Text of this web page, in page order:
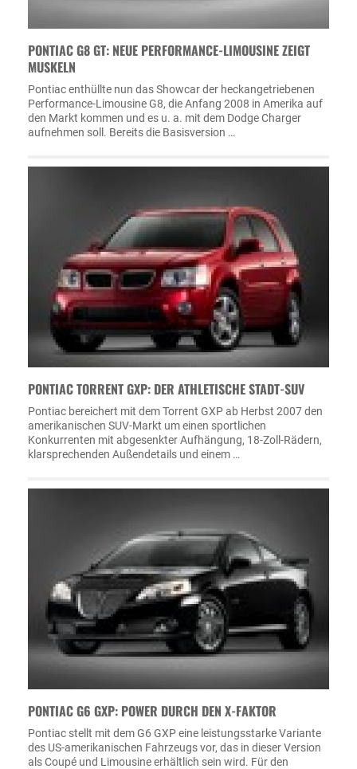
PONTIAC G8 GT: NEUE PERFORMANCE-LIMOUSINE ZEIGT
MUSKELN
Pontiac enthüllte nun das Showcar der heckangetriebenen
Performance-Limousine G8, die Anfang 2008 in Amerika auf
den Markt kommen und es u. a. mit dem Dodge Charger
aufnehmen soll. Bereits die Basisversion …
PONTIAC TORRENT GXP: DER ATHLETISCHE STADT-SUV
Pontiac bereichert mit dem Torrent GXP ab Herbst 2007 den
amerikanischen SUV-Markt um einen sportlichen
Konkurrenten mit abgesenkter Aufhängung, 18-Zoll-Rädern,
klarsprechenden Außendetails und einem …
PONTIAC G6 GXP: POWER DURCH DEN X-FAKTOR
Pontiac stellt mit dem G6 GXP eine leistungsstarke Variante
des US-amerikanischen Fahrzeugs vor, das in dieser Version
als Coupé und Limousine erhältlich sein wird. Für den